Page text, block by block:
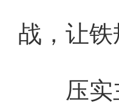
战，让
压实主